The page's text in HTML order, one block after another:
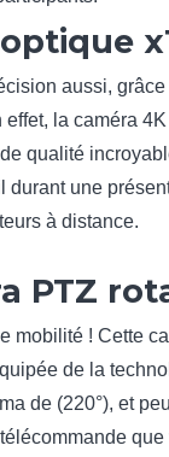
aussi,
effet, la caméra
qualité
durant une
à distance.
PTZ
mobilité ! Cette
de la
de (220°), et